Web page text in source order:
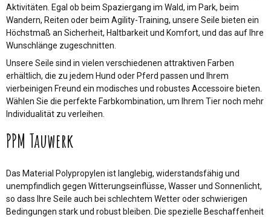
Aktivitäten. Egal ob beim Spaziergang im Wald, im Park, beim
Wandern, Reiten oder beim Agility-Training, unsere Seile bieten ein
Höchstmaß an Sicherheit, Haltbarkeit und Komfort, und das auf Ihre
Wunschlänge zugeschnitten.
Unsere Seile sind in vielen verschiedenen attraktiven Farben
erhältlich, die zu jedem Hund oder Pferd passen und Ihrem
vierbeinigen Freund ein modisches und robustes Accessoire bieten.
Wählen Sie die perfekte Farbkombination, um Ihrem Tier noch mehr
Individualität zu verleihen.
PPM Tauwerk
Das Material Polypropylen ist langlebig, widerstandsfähig und
unempfindlich gegen Witterungseinflüsse, Wasser und Sonnenlicht,
so dass Ihre Seile auch bei schlechtem Wetter oder schwierigen
Bedingungen stark und robust bleiben. Die spezielle Beschaffenheit